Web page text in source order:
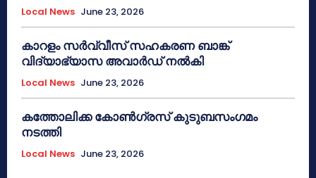
Local News June 23, 2026
കാറളം സർവ്വീസ് സഹകരണ ബാങ്ക്
വിദ്യാഭ്യാസ അവാർഡ് നൽകി
Local News June 23, 2026
കത്തോലിക്ക കോൺഗ്രസ് കുടുബസംഗമം
നടത്തി
Local News June 23, 2026